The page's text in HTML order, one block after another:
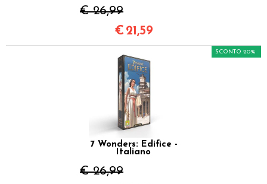
€ 26,99
€ 21,59
7 Wonders: Edifice -
Italiano
€ 26,99
SCONTO 20%